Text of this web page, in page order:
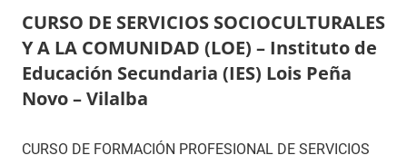
CURSO DE SERVICIOS SOCIOCULTURALES
Y A LA COMUNIDAD (LOE) – Instituto de
Educación Secundaria (IES) Lois Peña
Novo – Vilalba
CURSO DE FORMACIÓN PROFESIONAL DE SERVICIOS